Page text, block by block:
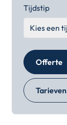
Tijdstip
Offerte
Tarieven